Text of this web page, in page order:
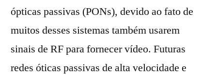
ópticas passivas (PONs), devido ao fato de
muitos desses sistemas também usarem
sinais de RF para fornecer vídeo. Futuras
redes óticas passivas de alta velocidade e